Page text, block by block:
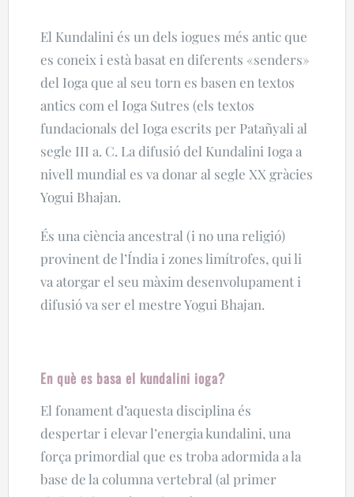
El Kundalini és un dels iogues més antic que
es coneix i està basat en diferents «senders»
del Ioga que al seu torn es basen en textos
antics com el Ioga Sutres (els textos
fundacionals del Ioga escrits per Patañyali al
segle III a. C. La difusió del Kundalini Ioga a
nivell mundial es va donar al segle XX gràcies
Yogui Bhajan.
És una ciència ancestral (i no una religió)
provinent de l’Índia i zones limítrofes, qui li
va atorgar el seu màxim desenvolupament i
difusió va ser el mestre Yogui Bhajan.
En què es basa el kundalini ioga?
El fonament d’aquesta disciplina és
despertar i elevar l’energia kundalini, una
força primordial que es troba adormida a la
base de la columna vertebral (al primer